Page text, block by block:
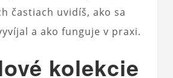
častiach uvidíš, ako sa
a ako funguje v praxi.
kolekcie